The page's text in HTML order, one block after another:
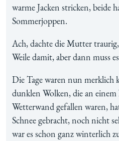
warme Jacken stricken, beide
Sommerjoppen.
Ach, dachte die Mutter
Weile damit, aber dann muss
Die Tage waren nun merklich
dunklen Wolken, die an
Wetterwand gefallen waren,
Schnee gebracht, noch nicht
war es schon ganz winterlich